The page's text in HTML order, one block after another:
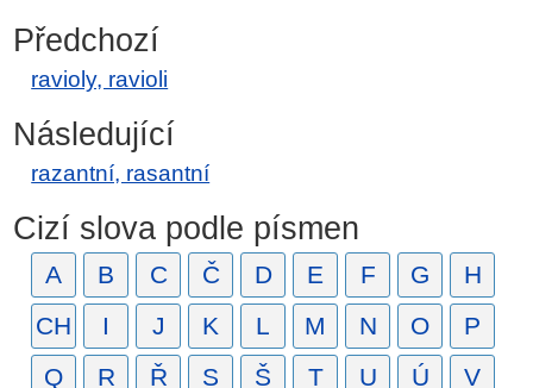
Předchozí
ravioly, ravioli
Následující
razantní, rasantní
Cizí slova podle písmen
A B C Č D E F G
H
CH
I J K L M N O
P
Q
R Ř S Š T U Ú V